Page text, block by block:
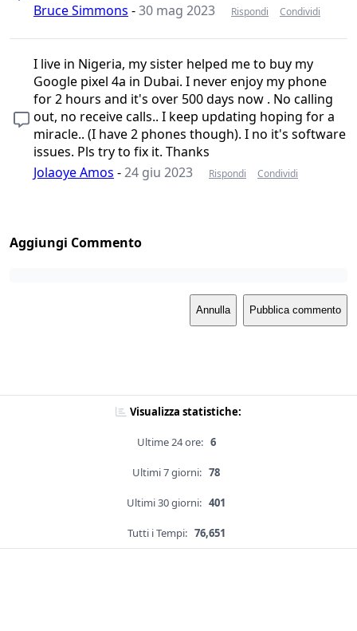
Bruce Simmons -30 mag 2023 Rispondi Condividi
I live in Nigeria, my sister helped me to buy my
Google pixel 4a in Dubai. I never enjoy my phone
for 2 hours and it's over 500 days now . No calling
out, no receive calls.. I keep updating hoping for a
miracle.. (I have 2 phones though). I no it's software
issues. Pls try to fix it. Thanks
Jolaoye Amos -24 giu 2023 Rispondi Condividi
Aggiungi Commento
Annulla Pubblica commento
Visualizza statistiche:
Ultime 24 ore: 6
Ultimi 7 giorni: 78
Ultimi 30 giorni: 401
Tutti i Tempi: 76,651